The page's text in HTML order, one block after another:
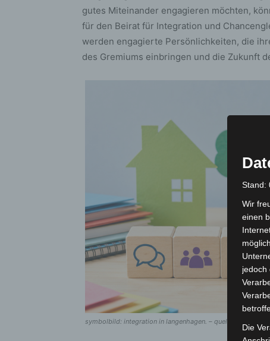
gutes Miteinander engagieren möchten,
für den Beirat für Integration und
werden engagierte Persönlichkeiten, die
des Gremiums einbringen und die Zukunft
symbolbild: integration in langenhagen. – quelle: ki generiert
Stand:
Wir
einen
jedoch
Die